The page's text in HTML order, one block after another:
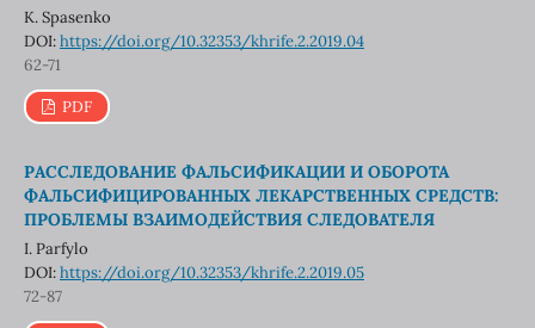
К. Spasenko
DOI:https://doi.org/10.32353/khrife.2.2019.04
62-71
PDF
РАССЛЕДОВАНИЕ ФАЛЬСИФИКАЦИИ И ОБОРОТА
ФАЛЬСИФИЦИРОВАННЫХ ЛЕКАРСТВЕННЫХ СРЕДСТВ:
ПРОБЛЕМЫ ВЗАИМОДЕЙСТВИЯ СЛЕДОВАТЕЛЯ
I. Parfylo
DOI:https://doi.org/10.32353/khrife.2.2019.05
72-87